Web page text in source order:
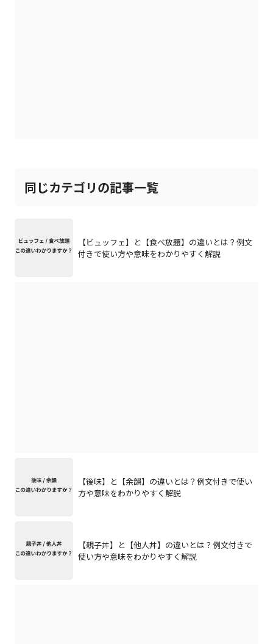
同じカテゴリの記事一覧
【ビュッフェ】と【食べ放題】の違いとは？例文
付きで使い方や意味をわかりやすく解説
【後味】と【余韻】の違いとは？例文付きで使い
方や意味をわかりやすく解説
【親子丼】と【他人丼】の違いとは？例文付きで
使い方や意味をわかりやすく解説